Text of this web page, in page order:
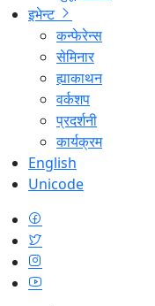
इभेन्ट
कन्फेरेन्स
सेमिनार
ह्याकाथन
वर्कशप
प्रदर्शनी
कार्यक्रम
English
Unicode